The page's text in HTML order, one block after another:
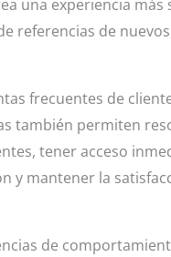
una experiencia más
referencias de
frecuentes de
también permiten
tener acceso
y mantener la
de